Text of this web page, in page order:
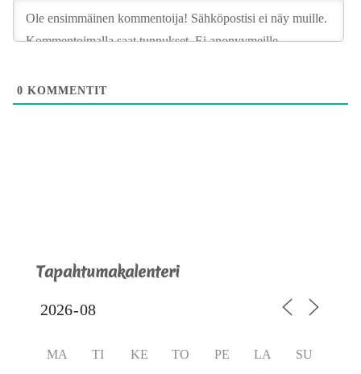
0 KOMMENTIT
Tapahtumakalenteri
MA TI KE TO PE LA SU